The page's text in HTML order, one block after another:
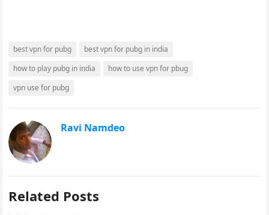
best vpn for pubg
best vpn for pubg in india
how to play pubg in india
how to use vpn for pbug
vpn use for pubg
Ravi Namdeo
Related Posts